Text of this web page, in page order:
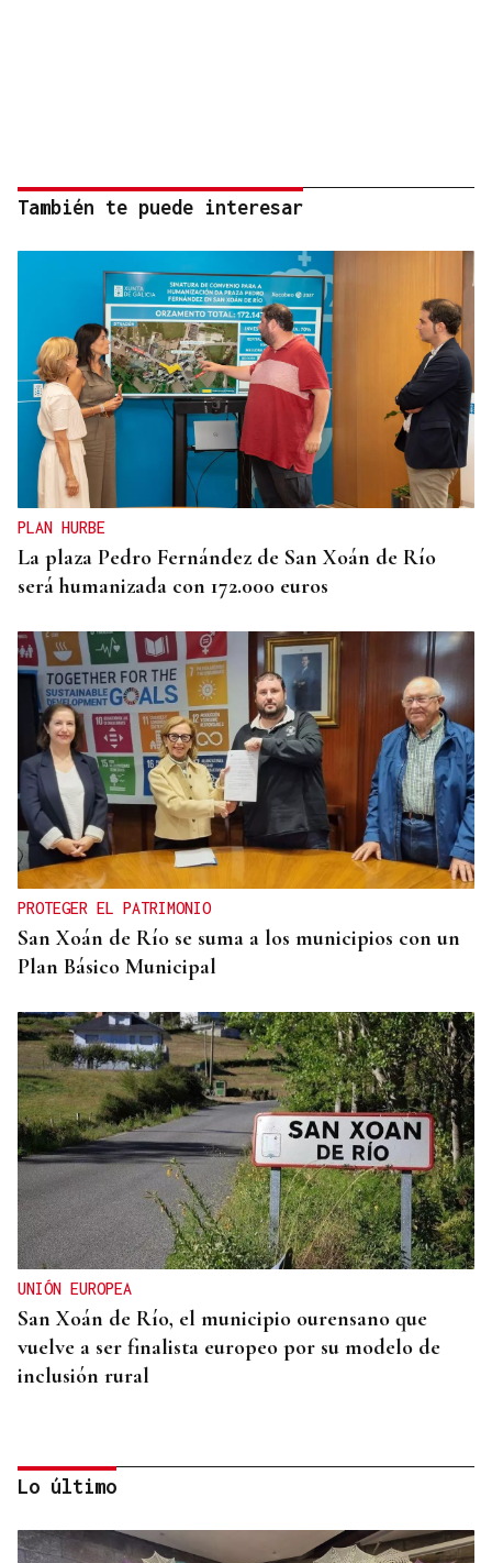
También te puede interesar
PLAN HURBE
La plaza Pedro Fernández de San Xoán de Río
será humanizada con 172.000 euros
PROTEGER EL PATRIMONIO
San Xoán de Río se suma a los municipios con un
Plan Básico Municipal
UNIÓN EUROPEA
San Xoán de Río, el municipio ourensano que
vuelve a ser finalista europeo por su modelo de
inclusión rural
Lo último